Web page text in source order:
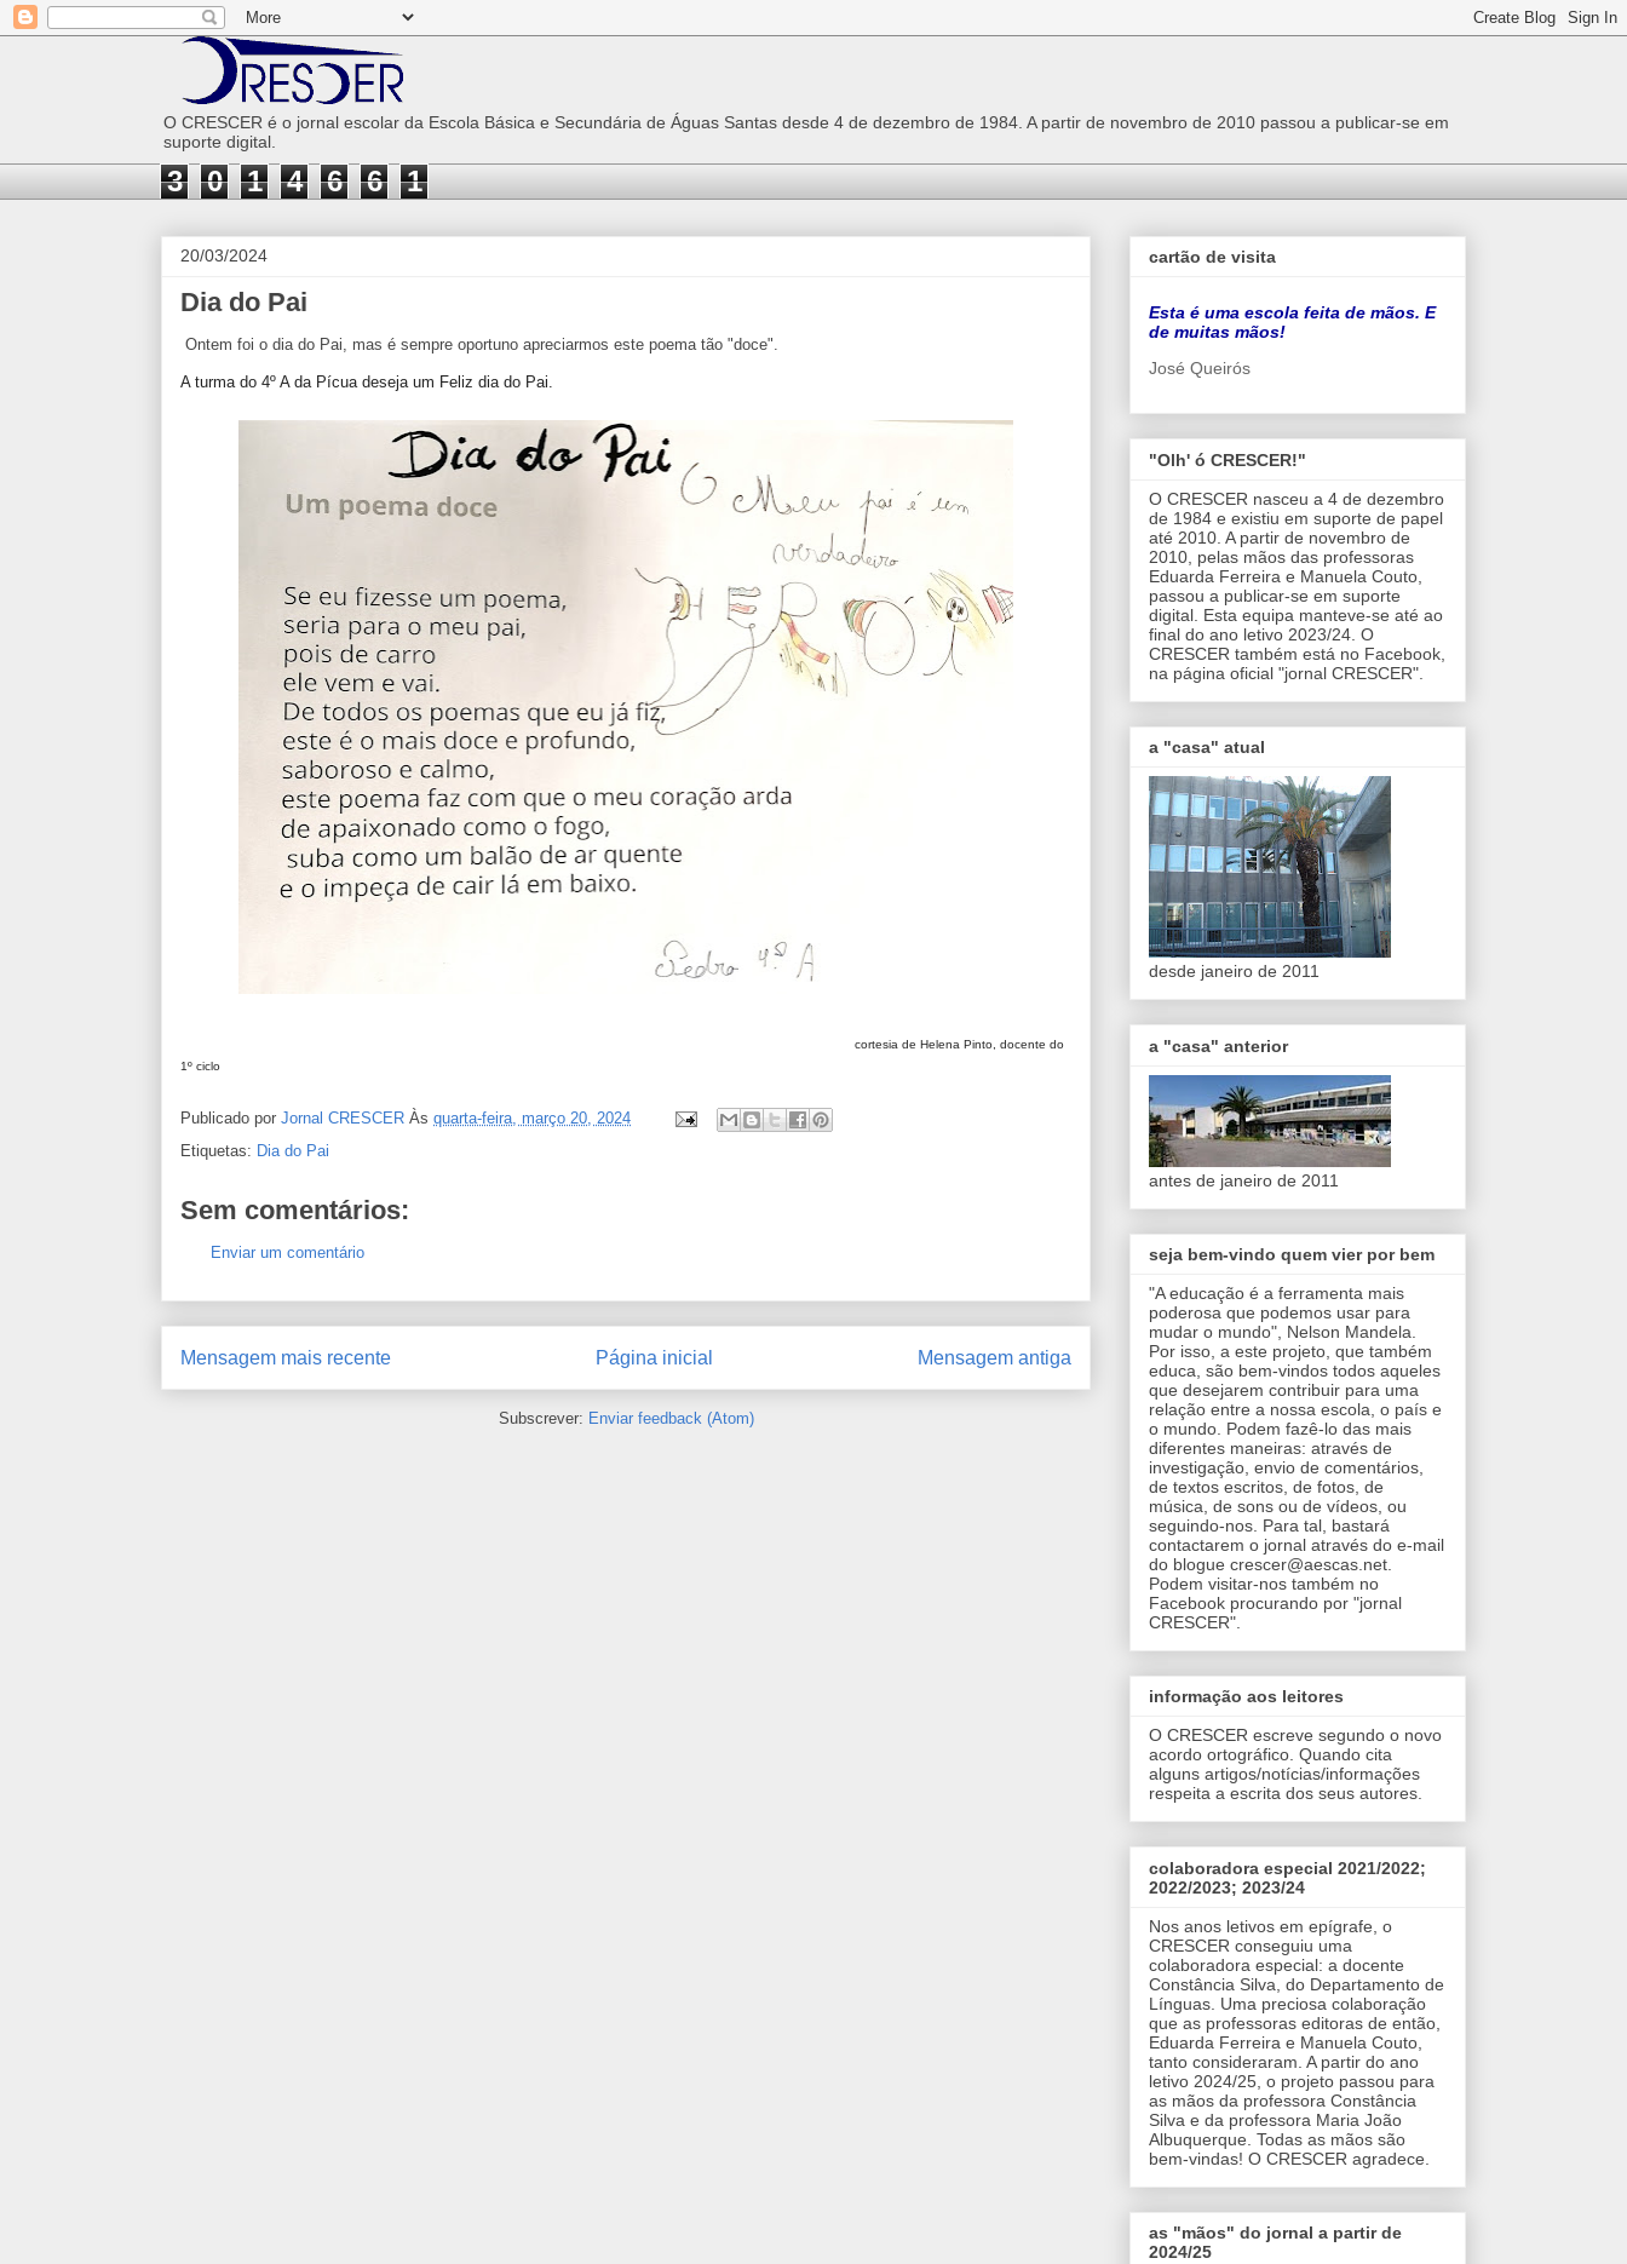
O CRESCER é o jornal escolar da Escola Básica e Secundária de Águas Santas desde 4 de dezembro de 1984. A partir de novembro de 2010 passou a publicar-se em
suporte digital.
3 0 1 4 6 6 1
20/03/2024
Dia do Pai
Ontem foi o dia do Pai, mas é sempre oportuno apreciarmos este poema tão "doce".
A turma do 4º A da Pícua deseja um Feliz dia do Pai.
cortesia de Helena Pinto, docente do
1º ciclo
Publicado por Jornal CRESCER Às quarta-feira, março 20, 2024
Etiquetas: Dia do Pai
Sem comentários:
Enviar um comentário
Mensagem mais recente Mensagem antiga
Página inicial
Subscrever: Enviar feedback (Atom)
cartão de visita
Esta é uma escola feita de mãos. E
de muitas mãos!
José Queirós
"Olh' ó CRESCER!"
O CRESCER nasceu a 4 de dezembro
de 1984 e existiu em suporte de papel
até 2010. A partir de novembro de
2010, pelas mãos das professoras
Eduarda Ferreira e Manuela Couto,
passou a publicar-se em suporte
digital. Esta equipa manteve-se até ao
final do ano letivo 2023/24. O
CRESCER também está no Facebook,
na página oficial "jornal CRESCER".
a "casa" atual
desde janeiro de 2011
a "casa" anterior
antes de janeiro de 2011
seja bem-vindo quem vier por bem
"A educação é a ferramenta mais
poderosa que podemos usar para
mudar o mundo", Nelson Mandela.
Por isso, a este projeto, que também
educa, são bem-vindos todos aqueles
que desejarem contribuir para uma
relação entre a nossa escola, o país e
o mundo. Podem fazê-lo das mais
diferentes maneiras: através de
investigação, envio de comentários,
de textos escritos, de fotos, de
música, de sons ou de vídeos, ou
seguindo-nos. Para tal, bastará
contactarem o jornal através do e-mail
do blogue crescer@aescas.net.
Podem visitar-nos também no
Facebook procurando por "jornal
CRESCER".
informação aos leitores
O CRESCER escreve segundo o novo
acordo ortográfico. Quando cita
alguns artigos/notícias/informações
respeita a escrita dos seus autores.
colaboradora especial 2021/2022;
2022/2023; 2023/24
Nos anos letivos em epígrafe, o
CRESCER conseguiu uma
colaboradora especial: a docente
Constância Silva, do Departamento de
Línguas. Uma preciosa colaboração
que as professoras editoras de então,
Eduarda Ferreira e Manuela Couto,
tanto consideraram. A partir do ano
letivo 2024/25, o projeto passou para
as mãos da professora Constância
Silva e da professora Maria João
Albuquerque. Todas as mãos são
bem-vindas! O CRESCER agradece.
as "mãos" do jornal a partir de
2024/25